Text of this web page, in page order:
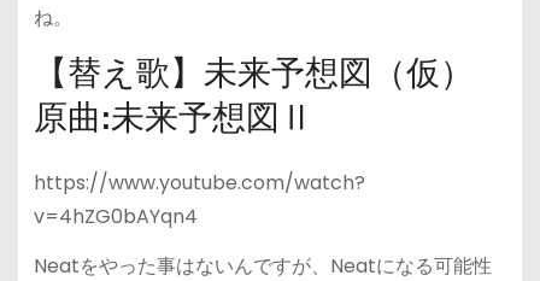
ね。
【替え歌】未来予想図（仮）
原曲:未来予想図Ⅱ
https://www.youtube.com/watch?
v=4hZG0bAYqn4
Neatをやった事はないんですが、Neatになる可能性